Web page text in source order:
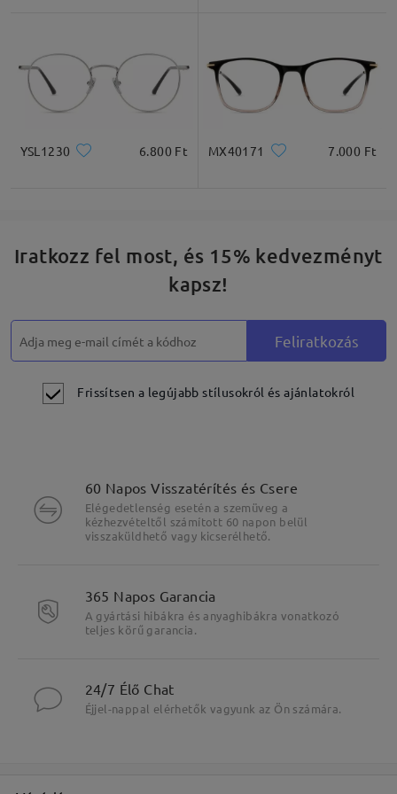
Négyzet Kerek Gyémánt Ovális
Fő jellemzők kiemelése
YSL1230 6.800 Ft MX40171 7.000 Ft
Iratkozz fel most, és 15% kedvezményt
kapsz!
Feliratkozás
Frissítsen a legújabb stílusokról és ajánlatokról
60 Napos Visszatérítés és Csere
Elégedetlenség esetén a szemüveg a
kézhezvételtől számított 60 napon belül
visszaküldhető vagy kicserélhető.
365 Napos Garancia
A gyártási hibákra és anyaghibákra vonatkozó
teljes körű garancia.
24/7 Élő Chat
Éjjel-nappal elérhetők vagyunk az Ön számára.